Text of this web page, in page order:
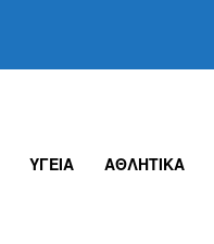
ΥΓΕΙΑ ΑΘΛΗΤΙΚΑ